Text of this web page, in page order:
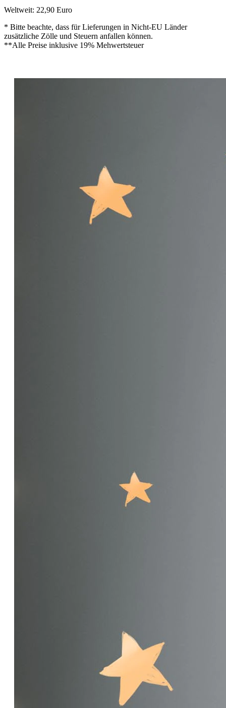
Weltweit: 22,90 Euro
* Bitte beachte, dass für Lieferungen in Nicht-EU Länder
zusätzliche Zölle und Steuern anfallen können.
**Alle Preise inklusive 19% Mehwertsteuer